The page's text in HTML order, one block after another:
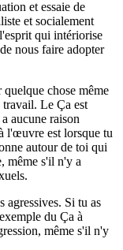
et essaie de
et socialement
qui intériorise
nous faire adopter
quelque chose même
travail. Le Ça est
aucune raison
l'œuvre est lorsque tu
autour de toi qui
même s'il n'y a
agressives. Si tu as
du Ça à
même s'il n'y